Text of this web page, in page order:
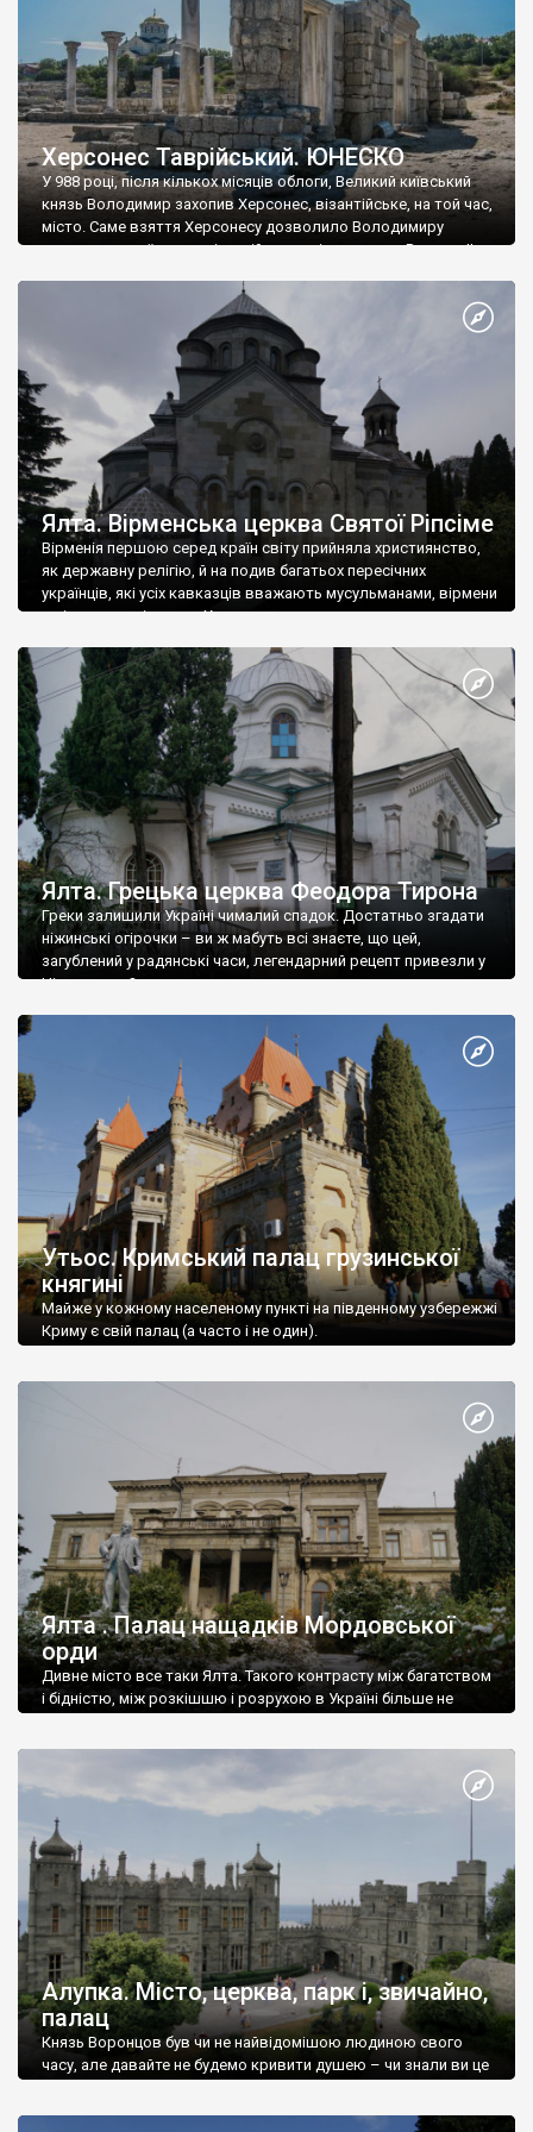
Херсонес Таврійський. ЮНЕСКО
У 988 році, після кількох місяців облоги, Великий київський
князь Володимир захопив Херсонес, візантійське, на той час,
місто. Саме взяття Херсонесу дозволило Володимиру
диктувати свої умови візантійському імператору Василю ІІ, та
Херсонесі Володимир-язичник, став Василем-християнином.
А потім було Хрещення Русі. На честь Херсонесу Таврійського
Ялта. Вірменська церква Святої Ріпсіме
Вірменія першою серед країн світу прийняла християнство,
як державну релігію, й на подив багатьох пересічних
українців, які усіх кавказців вважають мусульманами, вірмени
є відданими вірянами Христа
Ялта. Грецька церква Феодора Тирона
Греки залишили Україні чималий спадок. Достатньо згадати
ніжинські огірочки – ви ж мабуть всі знаєте, що цей,
загублений у радянські часи, легендарний рецепт привезли у
Ніжин греки?
Утьос. Кримський палац грузинської
княгині
Майже у кожному населеному пункті на південному узбережжі
Криму є свій палац (а часто і не один).
Ялта . Палац нащадків Мордовської
орди
Дивне місто все таки Ялта. Такого контрасту між багатством
і бідністю, між розкішшю і розрухою в Україні більше не
Алупка. Місто, церква, парк і, звичайно,
палац
Князь Воронцов був чи не найвідомішою людиною свого
часу, але давайте не будемо кривити душею – чи знали ви це